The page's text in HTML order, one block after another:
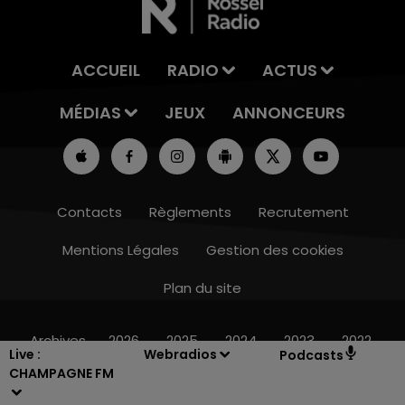
Live :
CHAMPAGNE FM
Webradios Podcasts
7h00 - 12h00
ACCUEIL RADIO
ACTUS
MÉDIAS
JEUX ANNONCEURS
Contacts Règlements
Recrutement
Mentions Légales
Gestion des cookies
Plan du site
Archives 2026 2025 2024 2023 2022